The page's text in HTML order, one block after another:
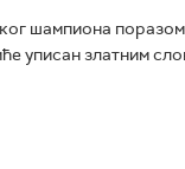
шампиона
уписан златним